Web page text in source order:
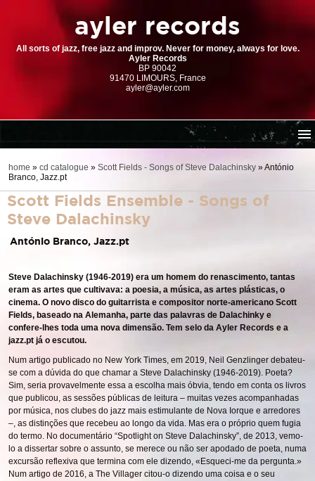
ayler records
All sorts of jazz, free jazz and improv. Never for money, always for love.
Ayler Records
BP 90042
91470 LIMOURS, France
ayler@ayler.com
cd catalogue
dl series (download-only)
digital store
order | payment
home » cd catalogue » Scott Fields - Songs of Steve Dalachinsky »António
Branco, Jazz.pt
Scott Fields Ensemble - Songs of
Steve Dalachinsky
António Branco, Jazz.pt
Steve Dalachinsky (1946-2019) era um homem do renascimento, tantas
eram as artes que cultivava: a poesia, a música, as artes plásticas, o
cinema. O novo disco do guitarrista e compositor norte-americano Scott
Fields, baseado na Alemanha, parte das palavras de Dalachinky e
confere-lhes toda uma nova dimensão. Tem selo da Ayler Records e a
jazz.pt já o escutou.
Num artigo publicado no New York Times, em 2019, Neil Genzlinger debateu-
se com a dúvida do que chamar a Steve Dalachinsky (1946-2019). Poeta?
Sim, seria provavelmente essa a escolha mais óbvia, tendo em conta os livros
que publicou, as sessões públicas de leitura – muitas vezes acompanhadas
por música, nos clubes do jazz mais estimulante de Nova Iorque e arredores
–, as distinções que recebeu ao longo da vida. Mas era o próprio quem fugia
do termo. No documentário “Spotlight on Steve Dalachinsky”, de 2013, vemo-
lo a dissertar sobre o assunto, se merece ou não ser apodado de poeta, numa
excursão reflexiva que termina com ele dizendo, «Esqueci-me da pergunta.»
Num artigo de 2016, a The Villager citou-o dizendo uma coisa e o seu